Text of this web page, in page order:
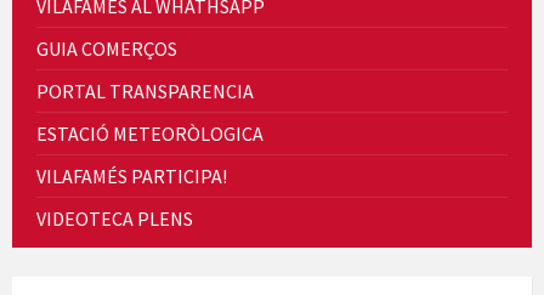
Quintà Culroja
Cicle de Cine i Dones rurals
VILAFAMÉS AL WHATHSAPP
GUIA COMERÇOS
PORTAL TRANSPARENCIA
ESTACIÓ METEORÒLOGICA
VILAFAMÉS PARTICIPA!
VIDEOTECA PLENS